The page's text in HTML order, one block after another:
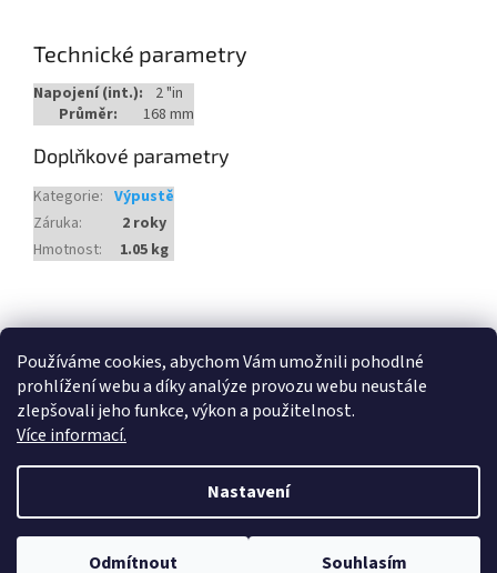
Používáme cookies, abychom Vám umožnili pohodlné
prohlížení webu a díky analýze provozu webu neustále
zlepšovali jeho funkce, výkon a použitelnost.
Více informací.
Nastavení
Odmítnout Souhlasím
Technické parametry
Napojení (int.):
2 "in
Průměr:
168 mm
Doplňkové parametry
Kategorie: Výpustě
Záruka:
2 roky
Hmotnost: 1.05 kg
á
Vytvořil Shoptet
Copyright 2026Český Bazén. Všechna práva vyhrazena.
Upravit nastavení cookies